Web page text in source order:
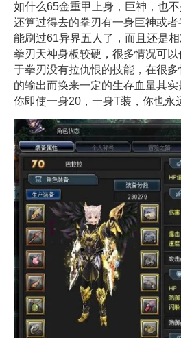
如什么65金重甲上身，巨神，也
还算过得去的拳刃有一身巨神或
能刷过61异界五人了，而且还是
拳刃天神身板较硬，很多情况可
于拳刃没有拉仇恨的技能，在很
的输出而换来一定的生存血量其
你即使一身20，一身T装，你也永